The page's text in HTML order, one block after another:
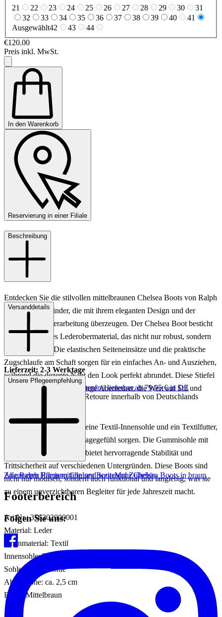
21
22 23 24 25 26 27 28 29 30
31
32
33 34 35 36 37 38 39 40
41
Ausgewählt42 43
44
€120.00
Preis inkl. MwSt.
In den Warenkorb
Reservierung in einer Filiale
Beschreibung
Entdecken Sie die stilvollen mittelbraunen Chelsea Boots von Ralph
Harrisson für Kinder, die mit ihrem eleganten Design und der
hochwertigen Verarbeitung überzeugen. Der Chelsea Boot besticht
durch sein glattes Lederobermaterial, das nicht nur robust, sondern
auch zeitlos ist. Die elastischen Seiteneinsätze und die praktische
Zugschlaufe am Schaft sorgen für ein einfaches An- und Ausziehen,
während die dezente Naht den Look perfekt abrundet. Diese Stiefel
sind die ideale Wahl für junge Abenteurer, die Wert auf Stil und
Die Chelsea Boots bieten eine Textil-Innensohle und ein Textilfutter,
die für ein angenehmes Tragegefühl sorgen. Die Gummisohle mit
einem Absatz von 2,5 cm bietet hervorragende Stabilität und
Trittsicherheit auf verschiedenen Untergründen. Diese Boots sind
nicht nur modisch, sondern auch funktional und langlebig, was sie
zu einem unverzichtbaren Begleiter für jede Jahreszeit macht.
Art.Nr.: 356202000001
Material: Leder
Innenmaterial: Textil
Innensohle: Textil
Sohle: Gummisohle
Absatzhöhe: ca. 2,5 cm
Farbe: Mittelbraun
Versanddetails
Lieferzeit: 2-3 Werktage
Keine Versandkosten:
kostenfrei lieferbar ab 79,95 € in DE
Einfache und Kostenlose Retoure innerhalb von Deutschlands
Unsere Pflegeempfehlung
Zu unseren Pflegemitteln und weiterem Zubehör
Alle Ralph Harrison Chelsea BootsMehr Chelsea Boots in braun
Footerbereich
Folgen Sie uns: